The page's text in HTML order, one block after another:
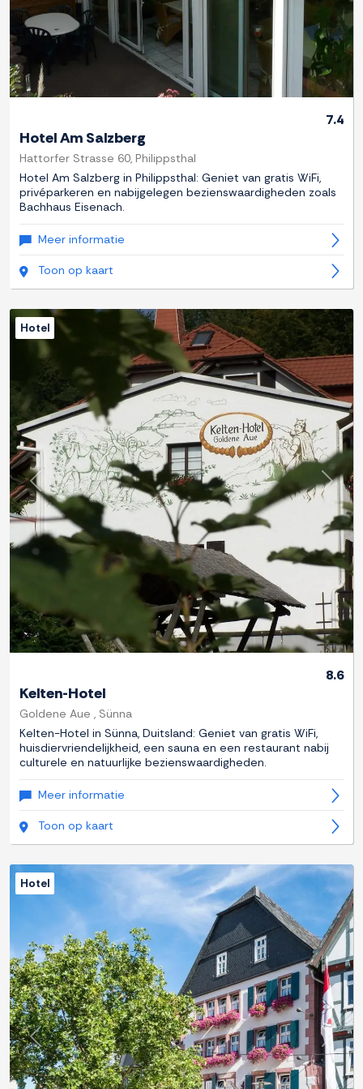
7.4
Hotel Am Salzberg
Hattorfer Strasse 60, Philippsthal
Hotel Am Salzberg in Philippsthal: Geniet van gratis WiFi,
privéparkeren en nabijgelegen bezienswaardigheden zoals
Bachhaus Eisenach.
Meer informatie
Toon op kaart
Previous Next
Hotel
8.6
Kelten-Hotel
Goldene Aue , Sünna
Kelten-Hotel in Sünna, Duitsland: Geniet van gratis WiFi,
huisdiervriendelijkheid, een sauna en een restaurant nabij
culturele en natuurlijke bezienswaardigheden.
Meer informatie
Toon op kaart
Previous Next
Hotel